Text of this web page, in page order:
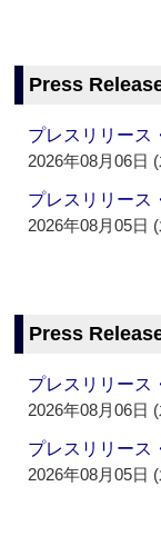
Press
プレスリリー
2026年08月06日
プレスリリー
2026年08月05日
Press
プレスリリー
2026年08月06日
プレスリリー
2026年08月05日